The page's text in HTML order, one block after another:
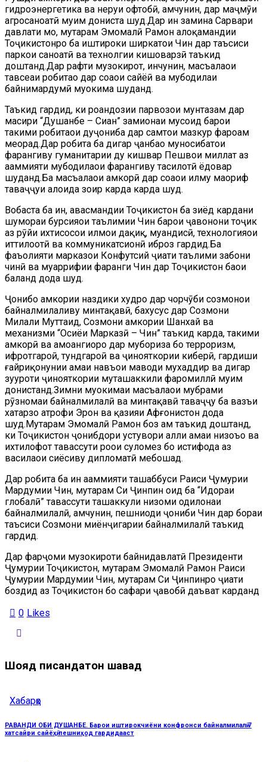
гидроэнергетика ва неруи офтобӣ, ҳамчунин, дар маҷмӯи
агросаноатӣ муҳим дониста шуд.Дар ин замина Сарвари
давлати мо, муҳтарам Эмомалӣ Раҳмон алоқамандии
Тоҷикистонро ба иштироки ширкатҳои Чин дар таъсиси
паркҳои саноатӣ ва технолгии кишоварзӣ таъкид
доштанд.Дар рафти музокирот, инчунин, масъалаҳои
тавсеаи робитаҳо дар соҳаҳои сайёҳӣ ва мубодилаи
байнимардумӣ муҳокима шуданд.
Таъкид гардид, ки роҳандозии парвозҳои мунтазам дар
масири “Душанбе – Сиан” замионаи мусоид барои
таҳкими робитаҳои дуҷониба дар самтҳои мазкур фароҳам
меорад.Дар робита ба дигар ҷанбаҳо муносибатҳои
фарҳангиву гуманитарии ду кишвар Пешвои миллат аз
аҳаммияти мубодилаҳои фарҳангиву таҳсилотӣ ёдовар
шуданд.Ба масъалаҳои ҳамкорӣ дар соҳаҳои илму маориф
таваҷҷуҳи алоҳида зоҳир карда карда шуд.
Вобаста ба ин, ҳавасмандии Тоҷикистон ба зиёд кардани
шумораи бурсияҳои таълимии Чин барои ҷавонони тоҷик
аз рӯйи ихтисосҳои илмҳои дақиқ, муҳандисӣ, технологияҳои
иттилоотӣ ва коммуникатсионӣ иброз гардид.Ба
фаъолияти марказҳои Конфутсий ҷиҳати таълими забони
чинӣ ва муаррифии фарҳанги Чин дар Тоҷикистон баҳои
баланд дода шуд.
Ҷонибҳо ҳамкории наздики худро дар чорчӯби созмонҳои
байналмилаливу минтақавӣ, бахусус дар Созмони
Милали Муттаҳид, Созмони ҳамкории Шанхай ва
механизми “Осиёи Марказӣ – Чин” таъкид карда, таҳкими
ҳамкорӣ ва ҳамоҳангиҳоро дар мубориза бо терроризм,
ифротгароӣ, тундгароӣ ва ҷинояткории киберӣ, гардиши
ғайриқонунии ҳамаи навъҳои маводи мухаддир ва дигар
зуҳуроти ҷинояткории муташаккили фаромиллӣ муҳим
донистанд.Зимни муҳокимаи масъалаҳои мубрами
рӯзномаи байналмилалӣ ва минтақавӣ таваҷҷуҳ ба вазъи
хатарзо атрофи Эрон ва қазияи Афғонистон дода
шуд.Муҳтарам Эмомалӣ Раҳмон боз ҳам таъкид доштанд,
ки Тоҷикистон ҷонибдори устувори ҳалли ҳамаи низоъҳо ва
ихтилофот тавассути роҳҳои сулҳомез бо истифода аз
василаҳои сиёсиву дипломатӣ мебошад.
Дар робита ба ин аҳаммияти ташаббуси Раиси Ҷумҳурии
Мардумии Чин, муҳтарам Си Ҷинпин оид ба “Идораи
глобалӣ” тавассути ташаккули низоми одилонаи
байналмилалӣ, ҳамчунин, пешниҳоди ҷониби Чин дар бораи
таъсиси Созмони миёнҷигарии байналмилалӣ таъкид
гардид.
Дар фарҷоми музокироти байнидавлатӣ Президенти
Ҷумҳурии Тоҷикистон, муҳтарам Эмомалӣ Раҳмон Раиси
Ҷумҳурии Мардумии Чин, муҳтарам Си Ҷинпинро ҷиҳати
боздид аз Тоҷикистон бо сафари ҷавобӣ даъват карданд
0 Likes
Шояд писандатон шавад
Хабарҳо
РАВАНДИ ОБИ ДУШАНБЕ. Барои иштирокчиёни конфронси байналмилалӣ 7
хатсайри сайёҳӣ пешниҳод гардидааст